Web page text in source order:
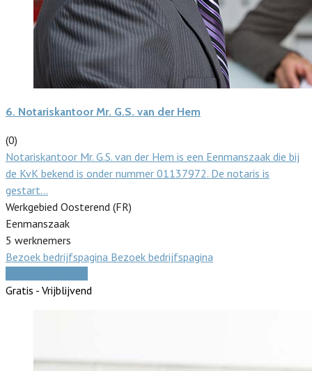
6. Notariskantoor Mr. G.S. van der Hem
(0)
Notariskantoor Mr. G.S. van der Hem is een Eenmanszaak die bij
de KvK bekend is onder nummer 01137972. De notaris is
gestart…
Werkgebied Oosterend (FR)
Eenmanszaak
5 werknemers
Bezoek bedrijfspagina Bezoek bedrijfspagina
Gratis - Vrijblijvend